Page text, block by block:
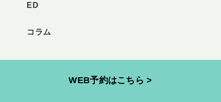
ED
コラム
WEB予約はこちら >